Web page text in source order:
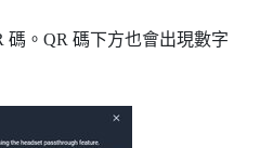
碼。QR 碼下方也會出現數字